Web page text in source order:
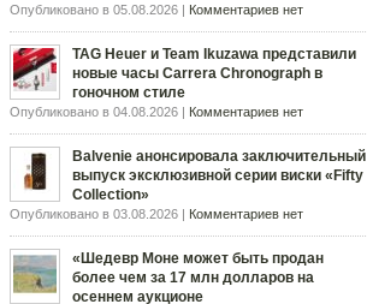
Опубликовано в 05.08.2026 | Комментариев нет
TAG Heuer и Team Ikuzawa представили
новые часы Carrera Chronograph в
гоночном стиле
Опубликовано в 04.08.2026 | Комментариев нет
Balvenie анонсировала заключительный
выпуск эксклюзивной серии виски «Fifty
Collection»
Опубликовано в 03.08.2026 | Комментариев нет
«Шедевр Моне может быть продан
более чем за 17 млн долларов на
осеннем аукционе